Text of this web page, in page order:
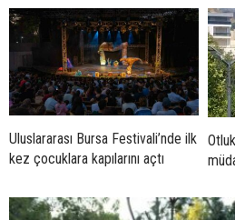
Uluslararası Bursa Festivali’nde ilk
kez çocuklara kapılarını açtı